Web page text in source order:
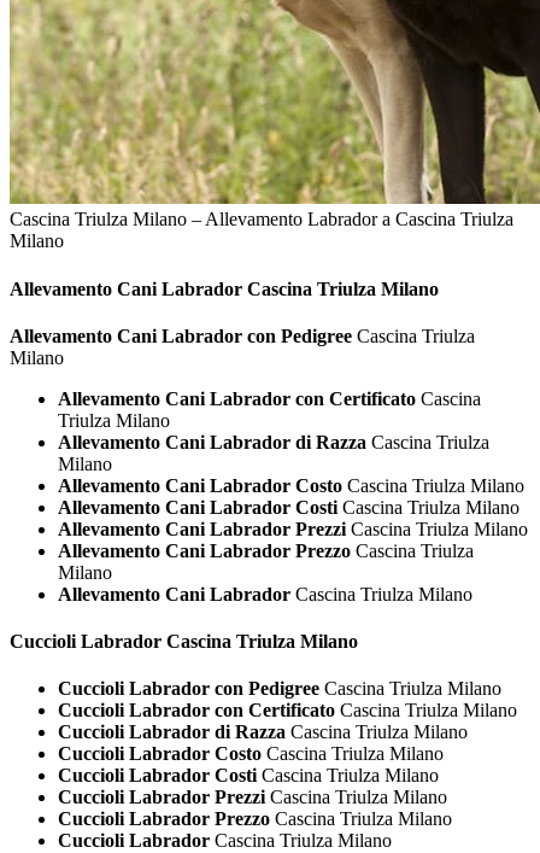
Cascina Triulza Milano – Allevamento Labrador a Cascina Triulza
Milano
Allevamento Cani Labrador Cascina Triulza Milano
Allevamento Cani Labrador con Pedigree Cascina Triulza
Milano
Allevamento Cani Labrador con Certificato Cascina
Triulza Milano
Allevamento Cani Labrador di Razza Cascina Triulza
Milano
Allevamento Cani Labrador Costo Cascina Triulza Milano
Allevamento Cani Labrador Costi Cascina Triulza Milano
Allevamento Cani Labrador Prezzi Cascina Triulza Milano
Allevamento Cani Labrador Prezzo Cascina Triulza
Milano
Allevamento Cani Labrador Cascina Triulza Milano
Cuccioli Labrador Cascina Triulza Milano
Cuccioli Labrador con Pedigree Cascina Triulza Milano
Cuccioli Labrador con Certificato Cascina Triulza Milano
Cuccioli Labrador di Razza Cascina Triulza Milano
Cuccioli Labrador Costo Cascina Triulza Milano
Cuccioli Labrador CostiCascina Triulza Milano
Cuccioli Labrador PrezziCascina Triulza Milano
Cuccioli Labrador Prezzo Cascina Triulza Milano
Cuccioli Labrador Cascina Triulza Milano